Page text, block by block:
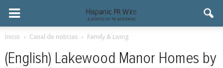
Inicio Canal de noticias Family & Living
(English) Lakewood Manor Homes by